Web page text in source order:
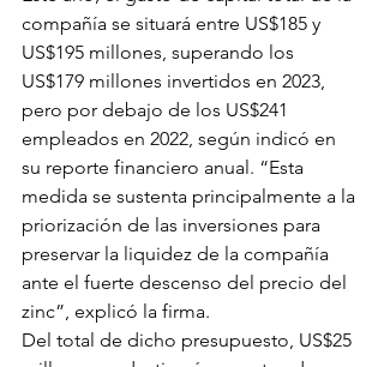
compañía se situará entre US$185 y
US$195 millones, superando los
US$179 millones invertidos en 2023,
pero por debajo de los US$241
empleados en 2022, según indicó en
su reporte financiero anual. “Esta
medida se sustenta principalmente a la
priorización de las inversiones para
preservar la liquidez de la compañía
ante el fuerte descenso del precio del
zinc”, explicó la firma.
Del total de dicho presupuesto, US$25